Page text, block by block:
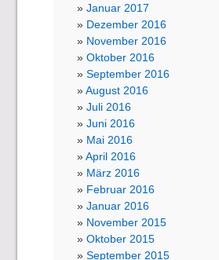
Januar 2017
Dezember 2016
November 2016
Oktober 2016
September 2016
August 2016
Juli 2016
Juni 2016
Mai 2016
April 2016
März 2016
Februar 2016
Januar 2016
November 2015
Oktober 2015
September 2015